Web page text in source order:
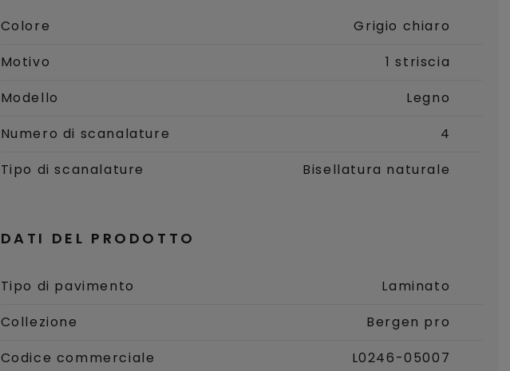
Colore
Grigio chiaro
Motivo
1 striscia
Modello
Legno
Numero di scanalature
4
Tipo di scanalature
Bisellatura naturale
DATI DEL PRODOTTO
Tipo di pavimento
Laminato
Collezione
Bergen pro
Codice commerciale
L0246-05007